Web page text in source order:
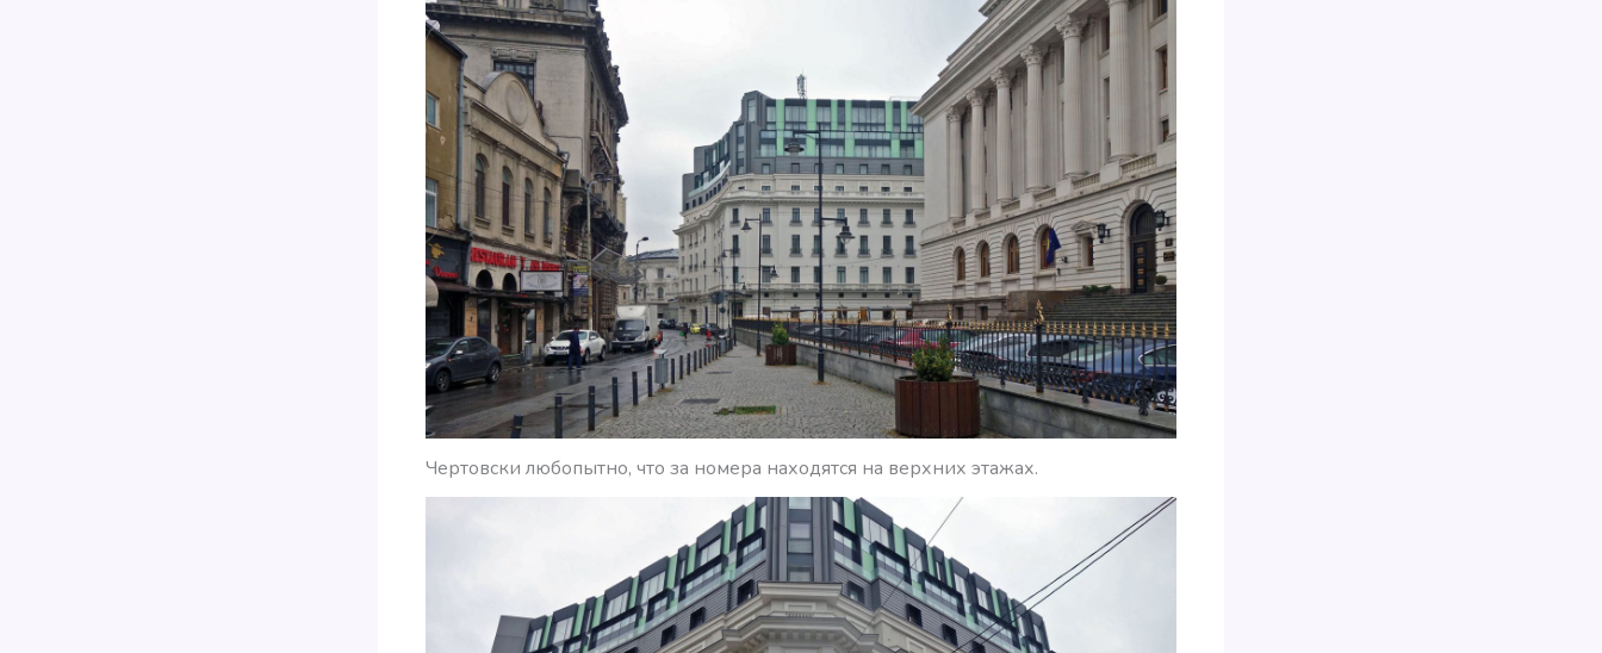
Чертовски любопытно, что за номера находятся на верхних этажах.